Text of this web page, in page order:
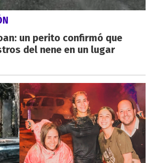
un perito confirmó que
del nene en un lugar